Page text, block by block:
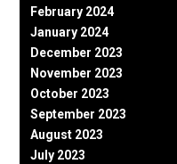
February 2024
January 2024
December 2023
November 2023
October 2023
September 2023
August 2023
July 2023